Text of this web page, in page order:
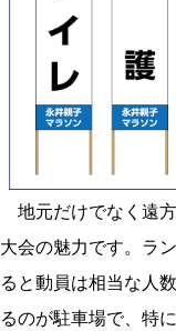
地元だけでなく遠
大会の魅力です。ラ
ると動員は相当な人
るのが駐車場で、特